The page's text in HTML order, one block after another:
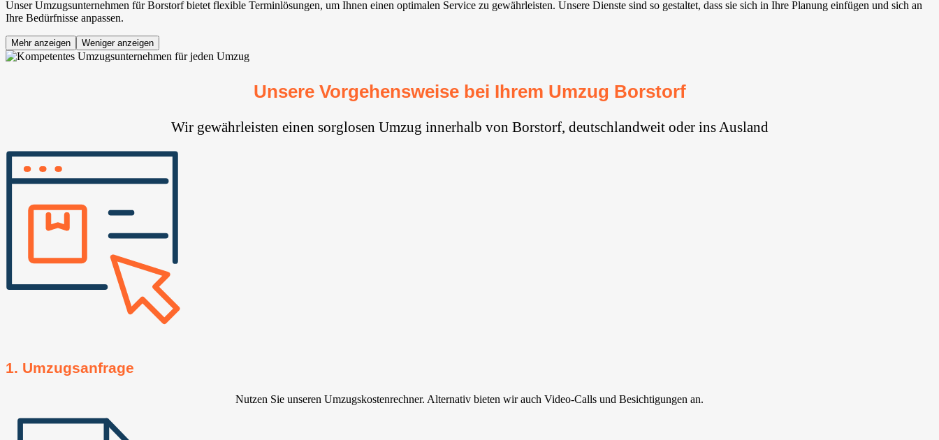
Unser Umzugsunternehmen für Borstorf bietet flexible Terminlösungen, um Ihnen einen optimalen Service zu gewährleisten. Unsere Dienste sind so gestaltet, dass sie sich in Ihre Planung einfügen und sich an
Ihre Bedürfnisse anpassen.
Mehr anzeigen Weniger anzeigen
Unsere Vorgehensweise bei Ihrem Umzug Borstorf
Wir gewährleisten einen sorglosen Umzug innerhalb von Borstorf, deutschlandweit oder ins Ausland
1. Umzugsanfrage
Nutzen Sie unseren Umzugskostenrechner. Alternativ bieten wir auch Video-Calls und Besichtigungen an.